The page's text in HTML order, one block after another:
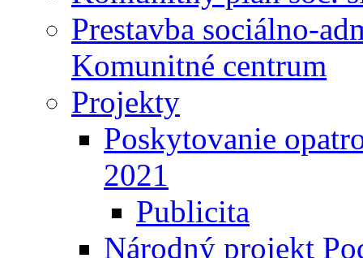
Prestavba sociálno-
Komunitné centrum
Projekty
Poskytovanie
2021
Publicita
Národný projekt